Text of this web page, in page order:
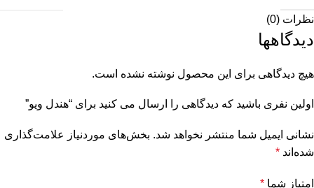
نظرات (0)
دیدگاهها
هیچ دیدگاهی برای این محصول نوشته نشده است.
اولین نفری باشید که دیدگاهی را ارسال می کنید برای “هندل ویو”
نشانی ایمیل شما منتشر نخواهد شد. بخش‌های موردنیاز علامت‌گذاری
شده‌اند *
امتیاز شما *